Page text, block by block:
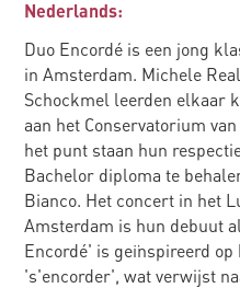
Nederlands:
Duo Encordé is een jong
in Amsterdam. Michele
Schockmel leerden elkaar
aan het Conservatorium
het punt staan hun
Bachelor diploma te
Bianco. Het concert in het
Amsterdam is hun debuut
Encordé' is geïnspireerd
's'encorder', wat verwijst